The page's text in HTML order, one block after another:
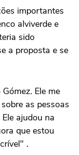
importantes
alviverde e
sido
a proposta e se
Ele me
as pessoas
ajudou na
que estou
.